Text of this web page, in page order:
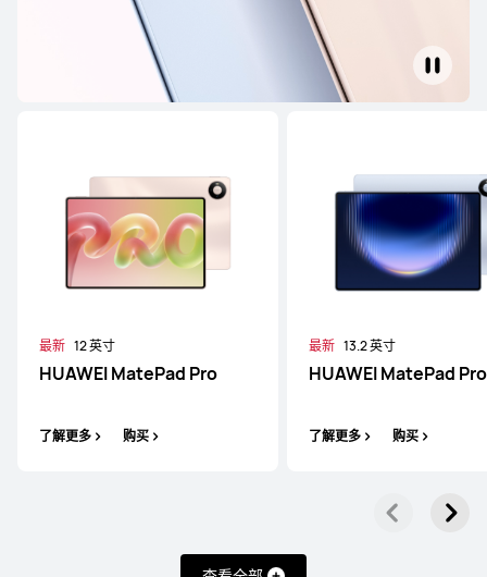
最新 12 英寸
HUAWEI MatePad Pro
了解更多 购买
最新 13.2 英寸
HUAWEI MatePad
了解更多 购买